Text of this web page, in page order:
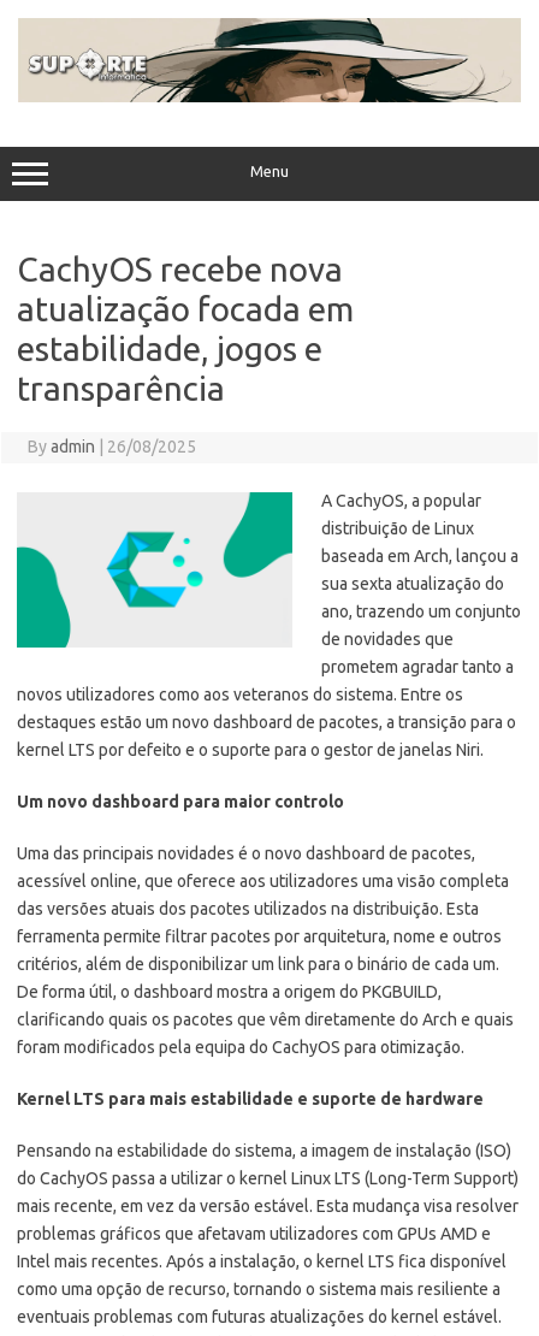
Menu
CachyOS recebe nova
atualização focada em
estabilidade, jogos e
transparência
Byadmin 26/08/2025
A CachyOS, a popular
distribuição de Linux
baseada em Arch, lançou a
sua sexta atualização do
ano, trazendo um conjunto
de novidades que
prometem agradar tanto a
novos utilizadores como aos veteranos do sistema. Entre os
destaques estão um novo dashboard de pacotes, a transição para o
kernel LTS por defeito e o suporte para o gestor de janelas Niri.
Um novo dashboard para maior controlo
Uma das principais novidades é o novo dashboard de pacotes,
acessível online, que oferece aos utilizadores uma visão completa
das versões atuais dos pacotes utilizados na distribuição. Esta
ferramenta permite filtrar pacotes por arquitetura, nome e outros
critérios, além de disponibilizar um link para o binário de cada um.
De forma útil, o dashboard mostra a origem do PKGBUILD,
clarificando quais os pacotes que vêm diretamente do Arch e quais
foram modificados pela equipa do CachyOS para otimização.
Kernel LTS para mais estabilidade e suporte de hardware
Pensando na estabilidade do sistema, a imagem de instalação (ISO)
do CachyOS passa a utilizar o kernel Linux LTS (Long-Term Support)
mais recente, em vez da versão estável. Esta mudança visa resolver
problemas gráficos que afetavam utilizadores com GPUs AMD e
Intel mais recentes. Após a instalação, o kernel LTS fica disponível
como uma opção de recurso, tornando o sistema mais resiliente a
eventuais problemas com futuras atualizações do kernel estável.